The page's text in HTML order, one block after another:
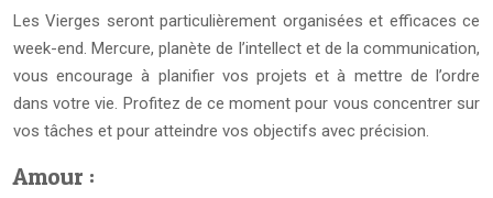
Les Vierges seront particulièrement organisées et efficaces ce
week-end. Mercure, planète de l’intellect et de la communication,
vous encourage à planifier vos projets et à mettre de l’ordre
dans votre vie. Profitez de ce moment pour vous concentrer sur
vos tâches et pour atteindre vos objectifs avec précision.
Amour :